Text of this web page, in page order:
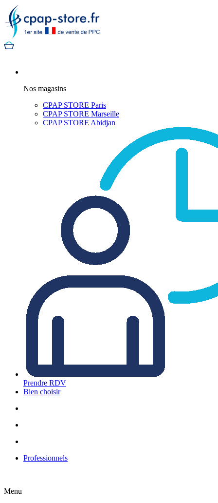
Nos magasins
CPAP STORE Paris
CPAP STORE Marseille
CPAP STORE Abidjan
Prendre RDV
Bien choisir
Professionnels
Menu